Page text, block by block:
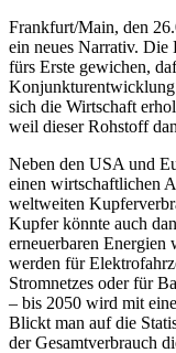
Frankfurt/Main, den
ein neues Narrativ.
fürs Erste gewichen,
Konjunkturentwicklung
sich die Wirtschaft
weil dieser Rohstoff
Neben den USA und
einen wirtschaftlichen
weltweiten
Kupfer könnte auch
erneuerbaren Energien
werden für
Stromnetzes oder für
– bis 2050 wird mit
Blickt man auf die
der Gesamtverbrauch